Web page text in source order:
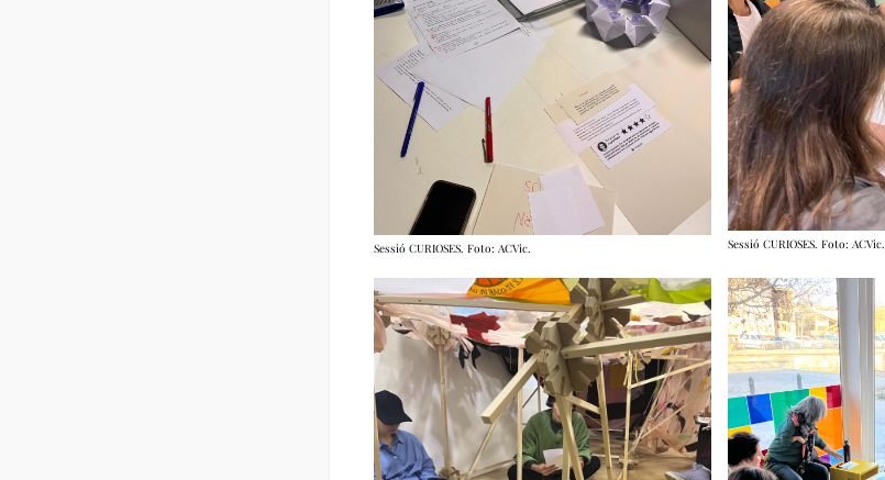
Sessió CURIOSES. Foto: ACVic. Sessió CURIOSES. Foto: ACVic.